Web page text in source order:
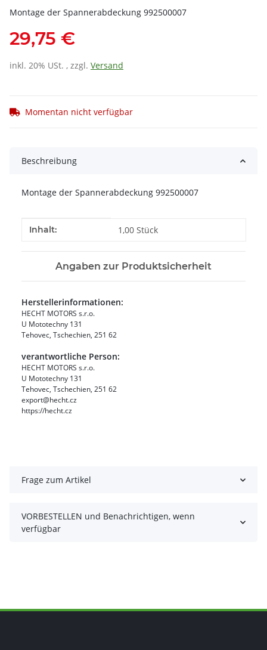
Montage der Spannerabdeckung 992500007
29,75 €
inkl. 20% USt. , zzgl. Versand
Momentan nicht verfügbar
Beschreibung
Montage der Spannerabdeckung 992500007
Produkteigenschaft
Wert
Inhalt: 1,00 Stück
Angaben zur Produktsicherheit
Herstellerinformationen:
HECHT MOTORS s.r.o.
U Mototechny 131
Tehovec, Tschechien, 251 62
verantwortliche Person:
HECHT MOTORS s.r.o.
U Mototechny 131
Tehovec, Tschechien, 251 62
export@hecht.cz
https://hecht.cz
Frage zum Artikel
VORBESTELLEN und Benachrichtigen, wenn
verfügbar